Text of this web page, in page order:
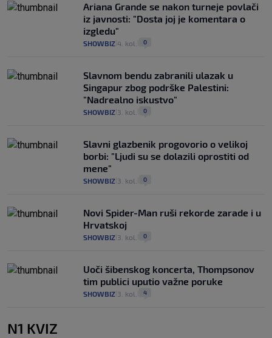
Ariana Grande se nakon turneje povlači
iz javnosti: "Dosta joj je komentara o
izgledu"
SHOWBIZ 4. kol. 0
Slavnom bendu zabranili ulazak u
Singapur zbog podrške Palestini:
"Nadrealno iskustvo"
SHOWBIZ 3. kol. 0
Slavni glazbenik progovorio o velikoj
borbi: "Ljudi su se dolazili oprostiti od
mene"
SHOWBIZ 3. kol. 0
Novi Spider-Man ruši rekorde zarade i u
Hrvatskoj
SHOWBIZ 3. kol. 0
Uoči šibenskog koncerta, Thompsonov
tim publici uputio važne poruke
SHOWBIZ 3. kol. 4
N1 KVIZ